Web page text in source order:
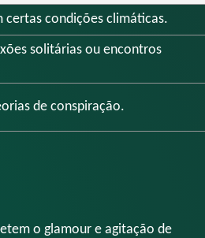
certas condições climáticas.
solitárias ou encontros
de conspiração.
o glamour e agitação de